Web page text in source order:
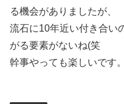
る機会がありましたが、
流石に10年近い付き合い
がる要素がないね(笑
幹事やっても楽しいです